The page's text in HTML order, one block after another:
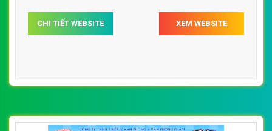
CHI TIẾT WEBSITE XEM WEBSITE